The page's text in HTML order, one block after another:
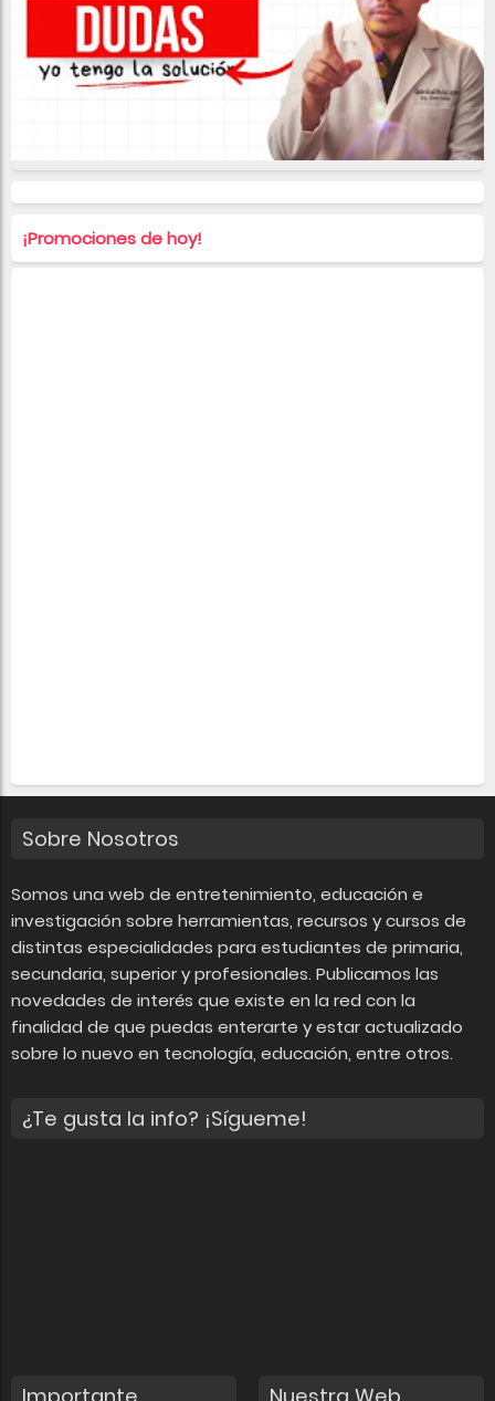
¡Promociones de hoy!
Sobre Nosotros
Somos una web de entretenimiento, educación e
investigación sobre herramientas, recursos y cursos de
distintas especialidades para estudiantes de primaria,
secundaria, superior y profesionales. Publicamos las
novedades de interés que existe en la red con la
finalidad de que puedas enterarte y estar actualizado
sobre lo nuevo en tecnología, educación, entre otros.
¿Te gusta la info? ¡Sígueme!